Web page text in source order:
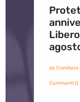
da Comitato
Commenti 0